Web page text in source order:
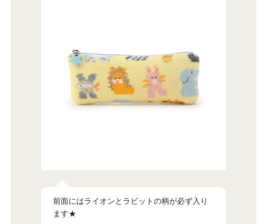
前面にはライオンとラビットの柄が必ず入り
ます★